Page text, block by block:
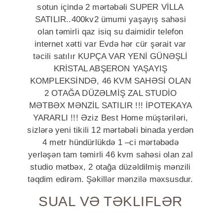
sotun içində 2 mərtəbəli SUPER VİLLA
SATILIR..400kv2 ümumi yaşayış sahəsi
olan təmirli qaz isiq su daimidir telefon
internet xətti var Evdə hər cür şərait var
təcili satılır KUPÇA VAR YENİ GÜNƏŞLİ
KRİSTAL ABŞERON YAŞAYIŞ
KOMPLEKSİNDƏ, 46 KVM SAHƏSİ OLAN
2 OTAĞA DÜZƏLMİŞ ZAL STUDİO
MƏTBƏX MƏNZİL SATILIR !!! İPOTEKAYA
YARARLI !!! Əziz Best Home müştəriləri,
sizlərə yeni tikili 12 mərtəbəli binada yerdən
4 metr hündürlükdə 1 –ci mərtəbədə
yerləşən tam təmirli 46 kvm sahəsi olan zal
studio mətbəx, 2 otağa düzəldilmiş mənzili
təqdim edirəm. Şəkillər mənzilə məxsusdur.
SUAL VƏ TƏKLIFLƏR